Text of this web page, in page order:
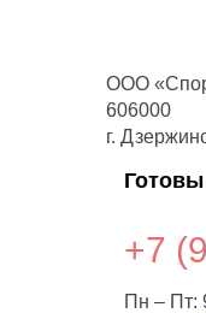
ООО
606000
г.
+7
Пн – Пт: